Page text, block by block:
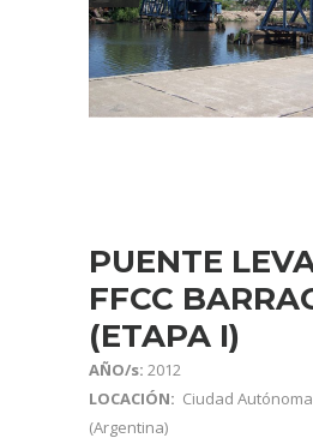
PUENTE
FFCC
(ETAPA I)
AÑO/s: 2012
LOCACIÓN: Ciudad
(Argentina)